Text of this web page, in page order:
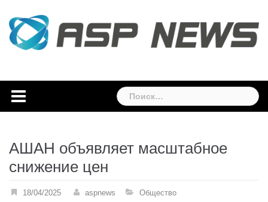
content
Найти:
АШАН объявляет масштабное
снижение цен
18/04/2025 aspnews Общество